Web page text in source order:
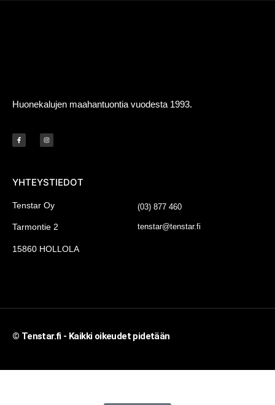
Huonekalujen maahantuontia vuodesta 1993.
YHTEYSTIEDOT
Tenstar Oy
Tarmontie 2
15860 HOLLOLA
(03) 877 460
tenstar@tenstar.fi
© Tenstar.fi - Kaikki oikeudet pidetään